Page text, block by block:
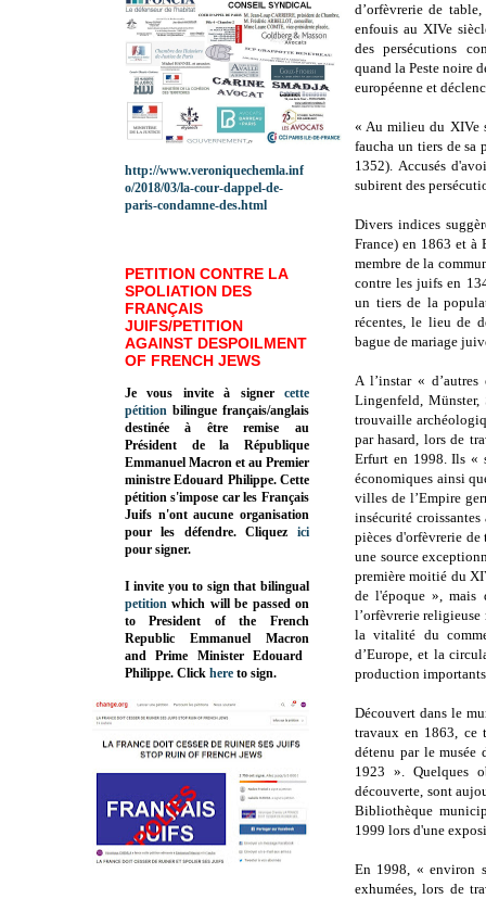
d’orfèvrerie de
enfouis au XIVe
des persécutions
quand la Peste noire
européenne et
« Au milieu du XIVe
faucha un tiers de sa
1352). Accusés
subirent des
Divers indices
France) en 1863 et à
membre de la
contre les juifs en
un tiers de la
récentes, le lieu de
bague de mariage
A l’instar « d’autres
Lingenfeld,
trouvaille
par hasard, lors de
Erfurt en 1998. Ils «
économiques ainsi
villes de l’Empire
insécurité
pièces d'orfèvrerie
une source
première moitié du
de l'époque », mais
l’orfèvrerie religieuse
la vitalité du
d’Europe, et la
production
Découvert dans le
travaux en 1863, ce
détenu par le
1923 ». Quelques
découverte, sont
Bibliothèque
1999 lors d'une
En 1998, « environ
exhumées, lors de
http://www.veroniquechemla.inf
o/2018/03/la-cour-dappel-de-
paris-condamne-des.html
PETITION CONTRE LA
SPOLIATION DES
FRANÇAIS
JUIFS/PETITION
AGAINST DESPOILMENT
OF FRENCH JEWS
Je vous invite à signer cette
pétition bilingue français/anglais
destinée à être remise au
Président de la République
Emmanuel Macron et au Premier
ministre Edouard Philippe. Cette
pétition s'impose car les Français
Juifs n'ont aucune organisation
pour les défendre. Cliquez
ici
pour signer.
I invite you to sign that bilingual
petition which will be passed on
to President of the French
Republic Emmanuel Macron
and Prime MinisterEdouard
Philippe. Click here to sign.